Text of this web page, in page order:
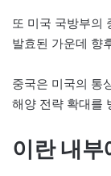
또 미국 국방부의
발효된 가운데 향
중국은 미국의 통
해양 전략 확대를
이란 내